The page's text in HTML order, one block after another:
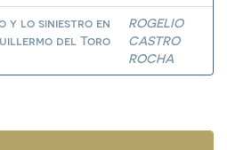
y lo siniestro en
del Toro
ROGELIO
CASTRO
ROCHA